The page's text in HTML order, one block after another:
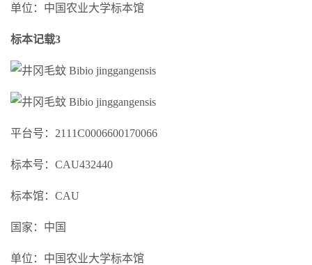
单位：中国农业大学标本馆
标本记载3
平台号：2111C0006600170066
标本号：CAU432440
标本馆：CAU
国家：中国
单位：中国农业大学标本馆